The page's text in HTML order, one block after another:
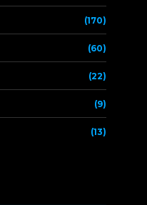
(170)
(60)
(22)
(9)
(13)